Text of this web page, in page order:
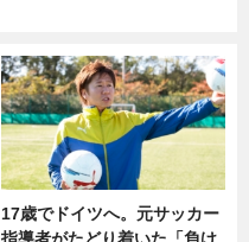
17歳でドイツへ。元サッカー